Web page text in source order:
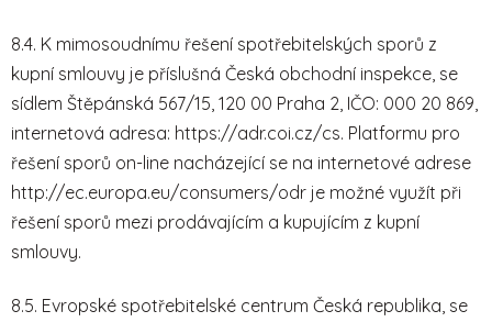
8.4. K mimosoudnímu řešení spotřebitelských sporů z
kupní smlouvy je příslušná Česká obchodní inspekce, se
sídlem Štěpánská 567/15, 120 00 Praha 2, IČO: 000 20 869,
internetová adresa: https://adr.coi.cz/cs. Platformu pro
řešení sporů on-line nacházející se na internetové adrese
http://ec.europa.eu/consumers/odr je možné využít při
řešení sporů mezi prodávajícím a kupujícím z kupní
smlouvy.
8.5. Evropské spotřebitelské centrum Česká republika, se